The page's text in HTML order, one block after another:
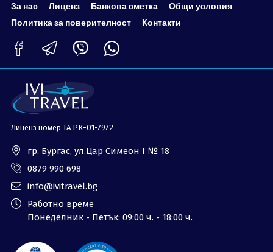
За нас Лиценз Банкова сметка
Общи условия
Политика за поверителност
Контакти
Лиценз номер ТА РК-01-7972
гр. Бургас, ул.Цар Симеон I № 18
0879 990 698
info@ivitravel.bg
Работно време
Понеделник - Петък: 09:00 ч. - 18:00 ч.